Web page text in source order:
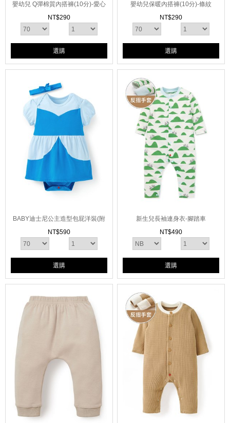
嬰幼兒 Q彈棉質內搭褲(10分)-愛心
NT$290
選購
嬰幼兒保暖內搭褲(10分)-條紋
NT$290
選購
BABY迪士尼公主造型包屁洋裝(附
髮帶)
NT$590
選購
新生兒長袖連身衣-腳踏車
NT$490
選購